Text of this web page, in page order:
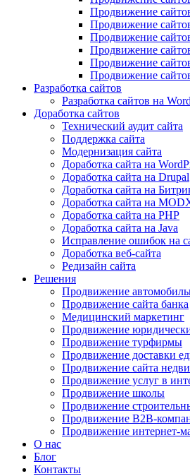
Продвижение
Продвижение
Продвижение
Продвижение
Продвижение
Продвижение
Разработка сайтов
Разработка сайтов на
Доработка сайтов
Технический аудит сайта
Поддержка сайта
Модернизация сайта
Доработка сайта на
Доработка сайта на Drupal
Доработка сайта на
Доработка сайта на
Доработка сайта на PHP
Доработка сайта на Java
Исправление ошибок на
Доработка веб-сайта
Редизайн сайта
Решения
Продвижение
Продвижение сайта банка
Медицинский маркетинг
Продвижение
Продвижение турфирмы
Продвижение доставки
Продвижение сайта
Продвижение услуг в
Продвижение школы
Продвижение
Продвижение B2B-
Продвижение интернет-
О нас
Блог
Контакты